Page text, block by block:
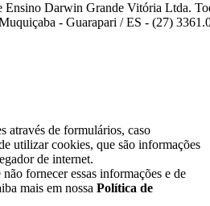
Darwin Grande Vitória Ltda.
- Guarapari / ES - (27)
através de formulários, caso
utilizar cookies, que são informações
de internet.
fornecer essas informações e de
mais em nossa Política de